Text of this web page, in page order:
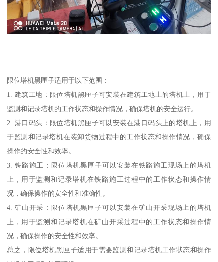
限位塔机黑匣子适用于以下范围：
1. 建筑工地：限位塔机黑匣子可安装在建筑工地上的塔机上，用于
监测和记录塔机的工作状态和操作情况，确保塔机的安全运行。
2. 港口码头：限位塔机黑匣子可以安装在港口码头上的塔机上，用
于监测和记录塔机在装卸货物过程中的工作状态和操作情况，确保
操作的安全性和效率。
3. 铁路施工：限位塔机黑匣子可以安装在铁路施工现场上的塔机
上，用于监测和记录塔机在铁路施工过程中的工作状态和操作情
况，确保操作的安全性和准确性。
4. 矿山开采：限位塔机黑匣子可以安装在矿山开采现场上的塔机
上，用于监测和记录塔机在矿山开采过程中的工作状态和操作情
况，确保操作的安全性和效率。
总之，限位塔机黑匣子适用于需要监测和记录塔机工作状态和操作